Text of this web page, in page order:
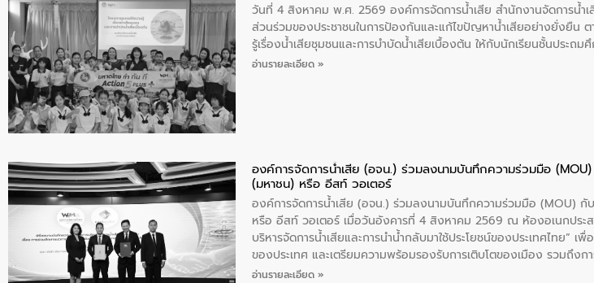
วันที่ 4 สิงหาคม พ.ศ. 2569 องค์การจัดการน้ำเสีย สำนักงานจัดการน้ำเ
ส่วนร่วมของประชาชนในการป้องกันและแก้ไขปัญหาน้ำเสียอย่างยั่งยืน
รู้เรื่องน้ำเสียชุมชนและการบำบัดน้ำเสียเบื้องต้น ให้กับนักเรียนชั้นประถ
อ่านรายละเอียด »
องค์การจัดการน้ำเสีย (อจน.) ร่วมลงนามบันทึกความร่วมมือ
(มหาชน) หรือ อีสท์ วอเตอร์
องค์การจัดการน้ำเสีย (อจน.) ร่วมลงนามบันทึกความร่วมมือ (MOU)
หรือ อีสท์ วอเตอร์ เมื่อวันอังคารที่ 4 สิงหาคม 2569 ณ ห้องอเนกประ
บริหารจัดการน้ำเสียและการนำน้ำกลับมาใช้ประโยชน์ของประเทศไทย”
ของประเทศ และเตรียมความพร้อมรองรับการเติบโตของเมือง รวมถึ
ท้าทายจากวิกฤตการเปลี่ยนแปลงสภาพภูมิอากาศและความเสี่ยงภัยแล้งใ
อ่านรายละเอียด »